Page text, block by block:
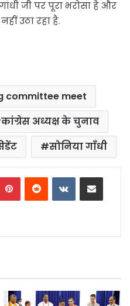
जी पर पूरा भरोसा है और
उठा रहा है.
committee meet
कांग्रेस अध्यक्ष के चुनाव
सोनिया गाँधी
PinterestReddit VKontakteShare via Email